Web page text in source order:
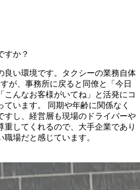
すか？
良い環境です。タクシーの業務自体
が、事務所に戻ると同僚と「今日
こんなお客様がいてね」と活発にコ
ています。 同期や年齢に関係なく
すし、経営層も現場のドライバーや
重してくれるので、大手企業であり
場だと感じています。